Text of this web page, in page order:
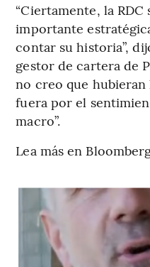
“Ciertamente, la RDC
importante
contar su historia”,
gestor de cartera de
no creo que hubieran
fuera por el
macro”.
Lea más en